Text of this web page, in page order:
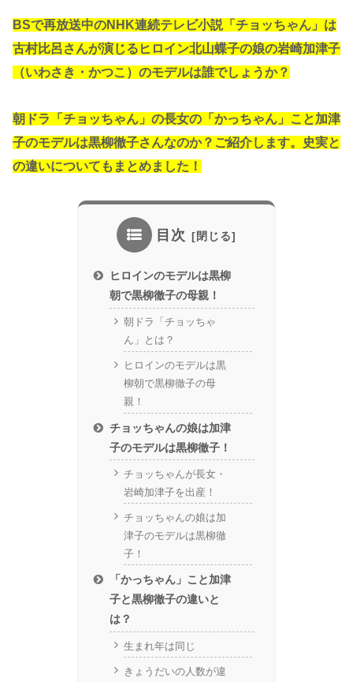
BSで再放送中のNHK連続テレビ小説「チョッちゃん」は
古村比呂さんが演じるヒロイン北山蝶子の娘の岩崎加津子
（いわさき・かつこ）のモデルは誰でしょうか？
朝ドラ「チョッちゃん」の長女の「かっちゃん」こと加津
子のモデルは黒柳徹子さんなのか？ご紹介します。史実と
の違いについてもまとめました！
目次
ヒロインのモデルは黒柳
朝で黒柳徹子の母親！
朝ドラ「チョッちゃ
ん」とは？
ヒロインのモデルは黒
柳朝で黒柳徹子の母
親！
チョッちゃんの娘は加津
子のモデルは黒柳徹子！
チョッちゃんが長女・
岩崎加津子を出産！
チョッちゃんの娘は加
津子のモデルは黒柳徹
子！
「かっちゃん」こと加津
子と黒柳徹子の違いと
は？
生まれ年は同じ
きょうだいの人数が違